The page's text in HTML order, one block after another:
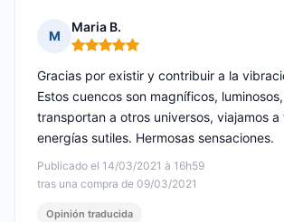
M
Maria B.
Nota: 5 de 5
Publicado el 14/03/2021 à 16h59
tras una compra de 09/03/2021
Gracias por existir y contribuir a la
Estos cuencos son magníficos,
transportan a otros universos, viajamos
energías sutiles. Hermosas sensaciones.
Opinión traducida